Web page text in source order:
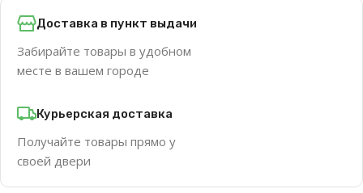
Доставка в пункт выдачи
Забирайте товары в удобном
месте в вашем городе
Курьерская доставка
Получайте товары прямо у
своей двери